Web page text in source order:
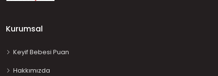
Kurumsal
Keyif Bebesi Puan
Hakkımızda